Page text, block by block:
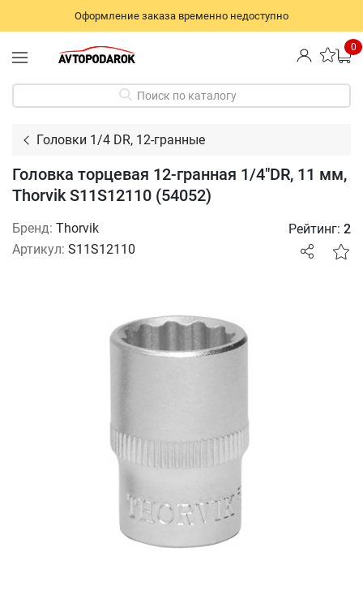
Оформление заказа временно недоступно
0
Поиск по каталогу
Головки 1/4 DR, 12-гранные
Головка торцевая 12-гранная 1/4"DR, 11 мм,
Thorvik S11S12110 (54052)
Бренд: Thorvik
Артикул: S11S12110
Рейтинг: 2